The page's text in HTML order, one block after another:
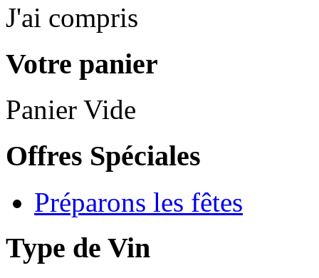
J'ai compris
Votre panier
Panier Vide
Offres Spéciales
Préparons les fêtes
Type de Vin